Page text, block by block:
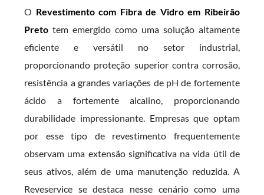
O Revestimento com Fibra de Vidro em Ribeirão
Preto tem emergido como uma solução altamente
eficiente e versátil no setor industrial,
proporcionando proteção superior contra corrosão,
resistência a grandes variações de pH de fortemente
ácido a fortemente alcalino, proporcionando
durabilidade impressionante. Empresas que optam
por esse tipo de revestimento frequentemente
observam uma extensão significativa na vida útil de
seus ativos, além de uma manutenção reduzida. A
Reveservice se destaca nesse cenário como uma